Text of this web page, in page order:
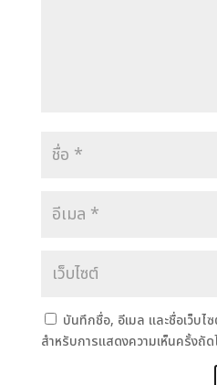
บันทึกชื่อ, อีเมล และชื่อเว็บไ
สำหรับการแสดงความเห็นครั้งถัด